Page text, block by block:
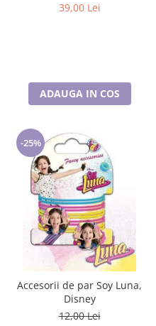
39,00 Lei
ADAUGA IN COS
-25%
Accesorii de par Soy Luna,
Disney
12,00 Lei